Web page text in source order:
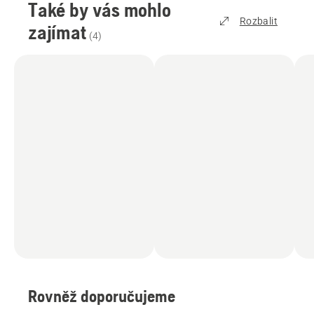
Také by vás mohlo
zajímat (4)
Rozbalit
Rovněž doporučujeme